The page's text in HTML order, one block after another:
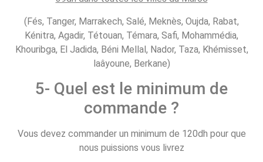
(Fés, Tanger, Marrakech, Salé, Meknès, Oujda, Rabat,
Kénitra, Agadir, Tétouan, Témara, Safi, Mohammédia,
Khouribga, El Jadida, Béni Mellal, Nador, Taza, Khémisset,
laâyoune, Berkane)
5- Quel est le minimum de
commande ?
Vous devez commander un minimum de 120dh pour que
nous puissions vous livrez